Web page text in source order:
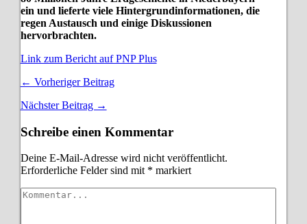
ein und lieferte viele Hintergrundinformationen, die
regen Austausch und einige Diskussionen
hervorbrachten.
Link zum Bericht auf PNP Plus
← Vorheriger Beitrag
Nächster Beitrag →
Schreibe einen Kommentar
Deine E-Mail-Adresse wird nicht veröffentlicht.
Erforderliche Felder sind mit * markiert